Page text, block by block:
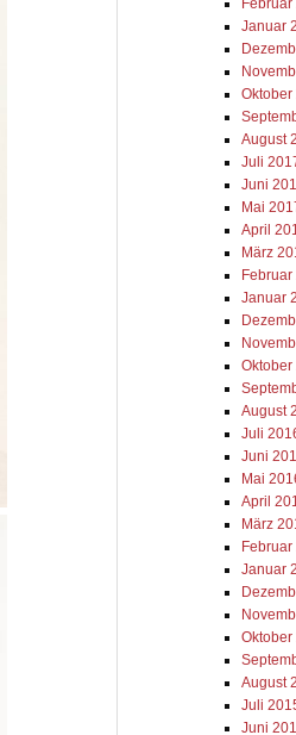
Januar
Oktober
August
Juli
Juni
Mai
April
März
Februar
Januar
Oktober
August
Juli
Juni
Mai
April
März
Februar
Januar
Oktober
August
Juli
Juni